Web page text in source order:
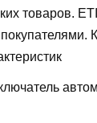
товаров.